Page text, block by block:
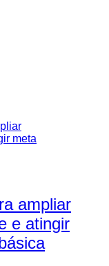
ampliar
e atingir